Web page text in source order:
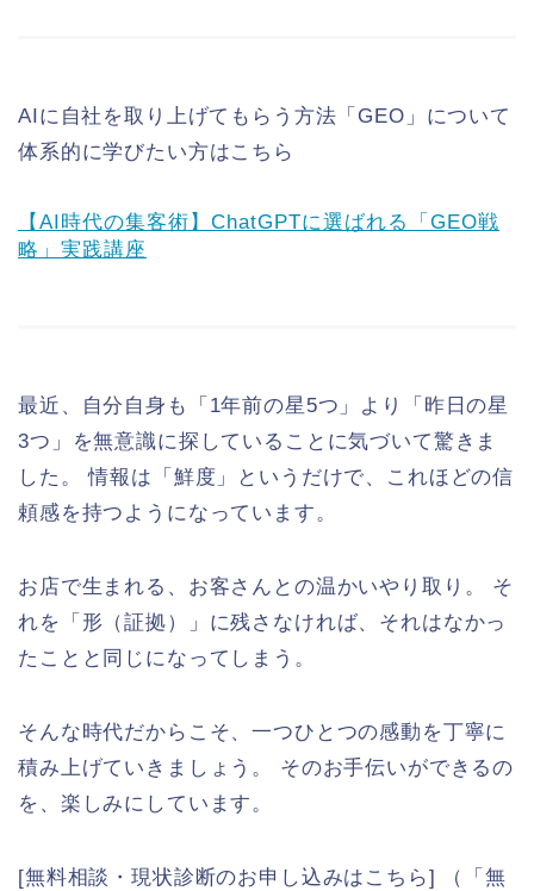
AIに自社を取り上げてもらう方法「GEO」について
体系的に学びたい方はこちら
【AI時代の集客術】ChatGPTに選ばれる「GEO戦
略」実践講座
最近、自分自身も「1年前の星5つ」より「昨日の星
3つ」を無意識に探していることに気づいて驚きま
した。 情報は「鮮度」というだけで、これほどの信
頼感を持つようになっています。
お店で生まれる、お客さんとの温かいやり取り。 そ
れを「形（証拠）」に残さなければ、それはなかっ
たことと同じになってしまう。
そんな時代だからこそ、一つひとつの感動を丁寧に
積み上げていきましょう。 そのお手伝いができるの
を、楽しみにしています。
[無料相談・現状診断のお申し込みはこちら] （「無